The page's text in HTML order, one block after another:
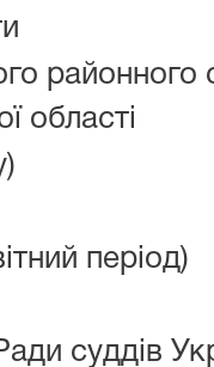
районного
області
період)
суддів